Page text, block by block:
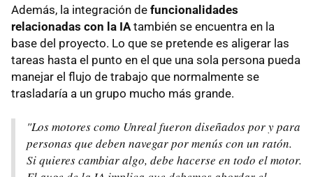
Además, la integración de funcionalidades
relacionadas con la IAtambién se encuentra en la
base del proyecto. Lo que se pretende es aligerar las
tareas hasta el punto en el que una sola persona pueda
manejar el flujo de trabajo que normalmente se
trasladaría a un grupo mucho más grande.
"Los motores como Unreal fueron diseñados por y para
personas que deben navegar por menús con un ratón.
Si quieres cambiar algo, debe hacerse en todo el motor.